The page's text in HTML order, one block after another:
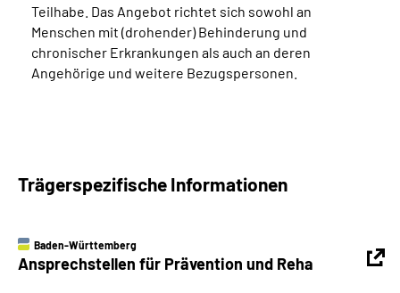
Teilhabe. Das Angebot richtet sich sowohl an
Menschen mit (drohender) Behinderung und
chronischer Erkrankungen als auch an deren
Angehörige und weitere Bezugspersonen.
Trägerspezifische Informationen
Baden-Württemberg
Ansprechstellen für Prävention und Reha